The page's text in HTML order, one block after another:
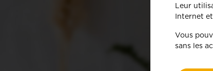
Leur
Internet
Vous
sans les